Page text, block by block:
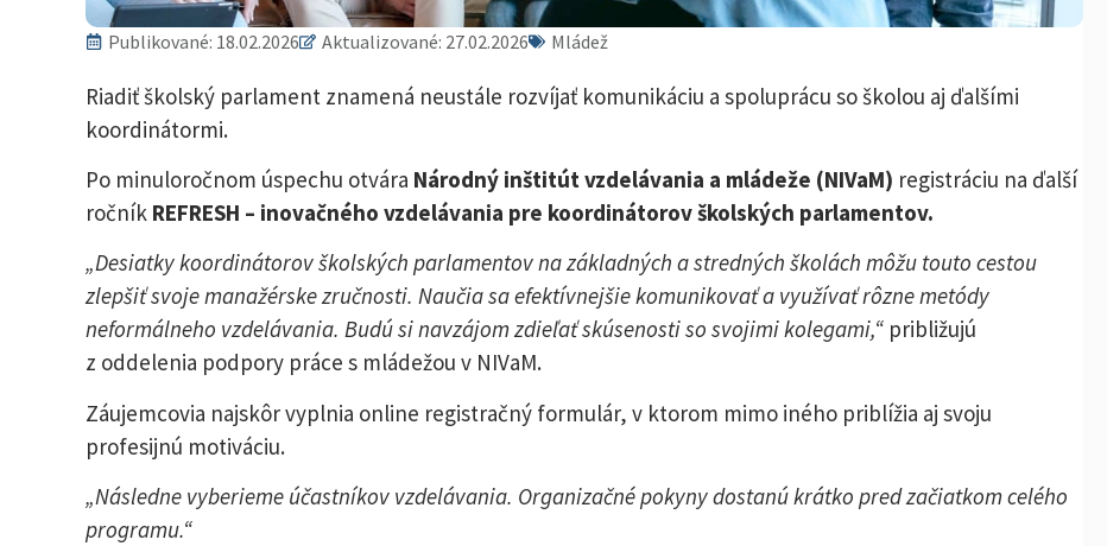
Publikované: 18.02.2026 Aktualizované: 27.02.2026 Mládež
Riadiť školský parlament znamená neustále rozvíjať komunikáciu a spoluprácu so školou aj ďalšími
koordinátormi.
Po minuloročnom úspechu otvára Národný inštitút vzdelávania a mládeže (NIVaM) registráciu na ďalší
ročník REFRESH – inovačného vzdelávania pre koordinátorov školských parlamentov.
„Desiatky koordinátorov školských parlamentov na základných a stredných školách môžu touto cestou
zlepšiť svoje manažérske zručnosti. Naučia sa efektívnejšie komunikovať a využívať rôzne metódy
neformálneho vzdelávania. Budú si navzájom zdieľať skúsenosti so svojimi kolegami,“ približujú
z oddelenia podpory práce s mládežou v NIVaM.
Záujemcovia najskôr vyplnia online registračný formulár, v ktorom mimo iného priblížia aj svoju
profesijnú motiváciu.
„Následne vyberieme účastníkov vzdelávania. Organizačné pokyny dostanú krátko pred začiatkom celého
programu.“